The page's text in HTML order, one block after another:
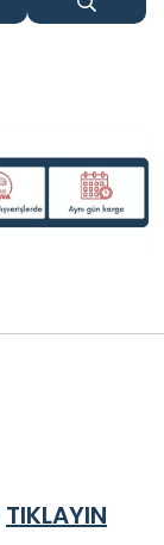
TIKLAYIN